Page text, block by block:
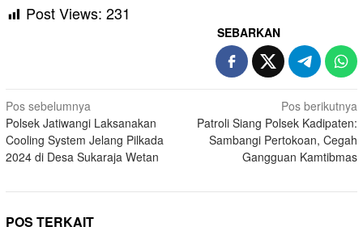
Post Views: 231
SEBARKAN
Navigasi
pos
Pos sebelumnya
Polsek Jatiwangi Laksanakan
Cooling System Jelang Pilkada
2024 di Desa Sukaraja Wetan
Pos berikutnya
Patroli Siang Polsek Kadipaten:
Sambangi Pertokoan, Cegah
Gangguan Kamtibmas
POS TERKAIT